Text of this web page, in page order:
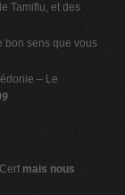
Tamiflu, et des
bon sens que vous
– Le
mais nous